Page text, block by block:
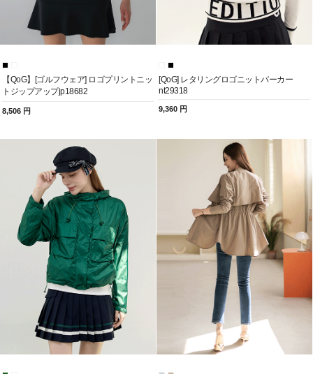
【QoG】[ゴルフウェア] ロゴプリントニッ
トジップアップjp18682
8,506 円
[QoG] レタリングロゴニットパーカー
nt29318
9,360 円